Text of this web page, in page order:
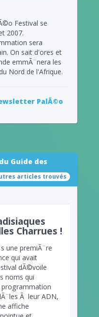
Festival se
2007.
sera
On sait d'ores et
emmÃ¨nera les
Nord de l'Afrique.
PalÃ©o
Guide des
articles trouvés
Charrues !
une premiÃ¨re
qui avait
dÃ©voile
noms qui
Ã leur ADN,
affiche